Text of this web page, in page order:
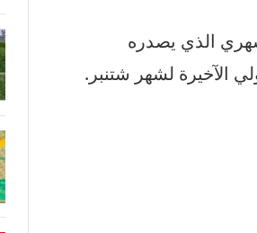
الذي يصدره
الآخيرة لشهر شتنبر.